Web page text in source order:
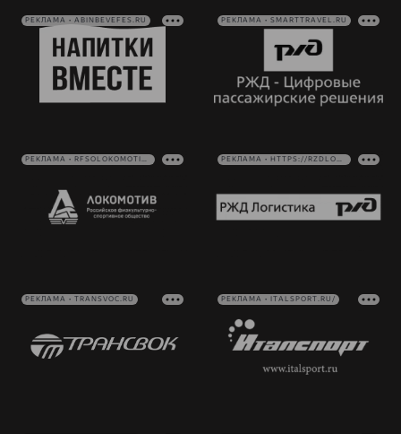
РЕКЛАМА • ABINBEVEFES.RU РЕКЛАМА • SMARTTRAVEL.RU
РЕКЛАМА • RFSOLOKOMOTIV.RU РЕКЛАМА • HTTPS://RZDLOG.RU/
РЕКЛАМА • TRANSVOC.RU РЕКЛАМА • ITALSPORT.RU/